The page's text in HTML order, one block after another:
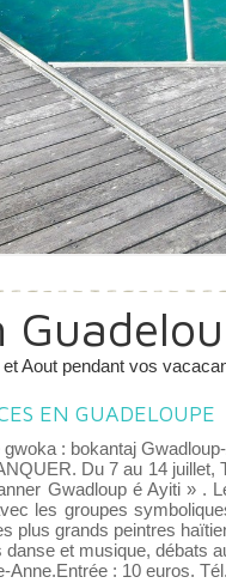
Aout pendant vos
EN GUADELOUPE
gwoka : bokantaj
Du 7 au 14 juillet,
Gwadloup é Ayiti » .
les groupes
plus grands peintres
danse et musique, débats
Anne.Entrée : 10 euros.